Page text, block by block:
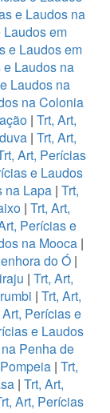
e Laudos na
Laudos em
e Laudos em
e Laudos na
Laudos na
na Colonia
| Trt, Art,
| Trt, Art,
Art, Perícias
e Laudos
na Lapa| Trt,
| Trt, Art,
Perícias e
na Mooca|
do Ó|
| Trt, Art,
| Trt, Art,
Art, Perícias e
e Laudos
Penha de
| Trt,
| Trt, Art,
Art, Perícias